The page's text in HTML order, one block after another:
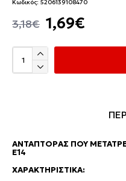
1,69€
3,18€
Κωδικός: 5206139108470
ΑΝΤΆΠΤΟΡΑΣ ΠΟΥ
E14
ΧΑΡΑΚΤΗΡΙΣΤΙΚΆ: